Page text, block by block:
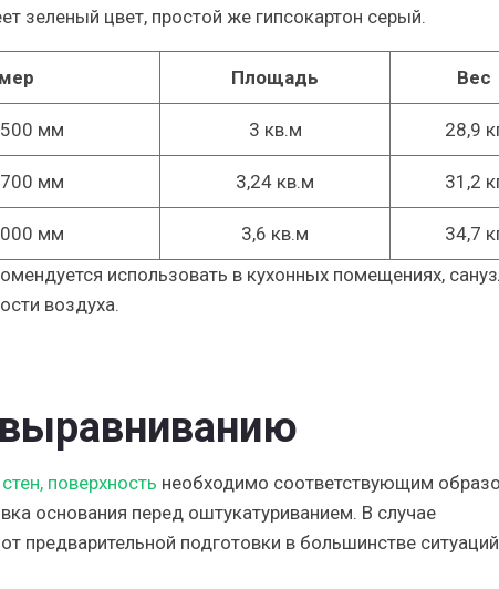
зеленый цвет, простой же гипсокартон серый.
Площадь Вес
мм 3 кв.м 28,9
мм 3,24 кв.м 31,2
мм 3,6 кв.м
34,7
использовать в кухонных помещениях,
воздуха.
поверхность необходимо соответствующим
основания перед оштукатуриванием. В случае
предварительной подготовки в большинстве ситуаций